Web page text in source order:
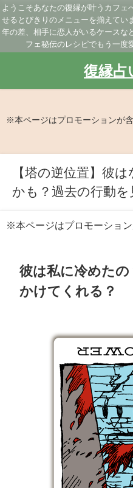
ようこそあなたの復縁が叶うカフェ
せるとびきりのメニューを揃えてい
年の差、相手に恋人がいるケースな
フェ秘伝のレシピでもう一度
復縁占
※本ページはプロモーションが
【塔の逆位置】彼
かも？過去の行動を
※本ページはプロモーショ
彼は私に冷めた
かけてくれる？